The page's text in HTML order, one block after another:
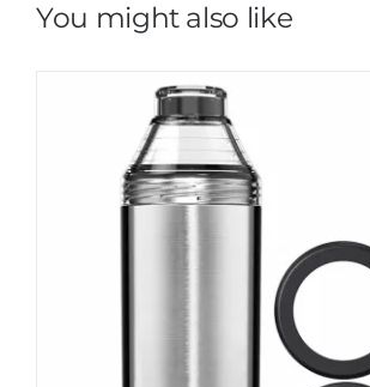
You might also like